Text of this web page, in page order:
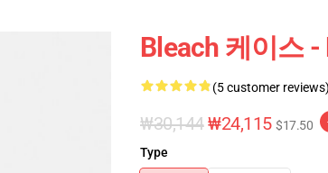
Bleach 케이스
(5 customer reviews)
₩30,144₩24,115 $17.50
Type